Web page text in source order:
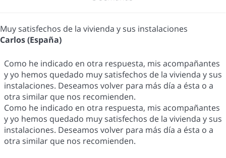
Muy satisfechos de la vivienda y sus instalaciones
Carlos (España)
Como he indicado en otra respuesta, mis acompañantes
y yo hemos quedado muy satisfechos de la vivienda y sus
instalaciones. Deseamos volver para más día a ésta o a
otra similar que nos recomienden.
Como he indicado en otra respuesta, mis acompañantes
y yo hemos quedado muy satisfechos de la vivienda y sus
instalaciones. Deseamos volver para más día a ésta o a
otra similar que nos recomienden.